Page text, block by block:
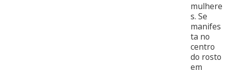
mulhere
s. Se
manifes
ta no
centro
do rosto
em